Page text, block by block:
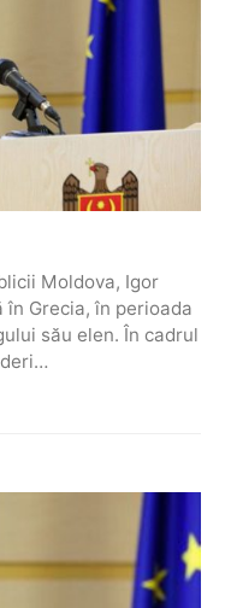
Moldova, Igor
Grecia, în perioada
său elen. În cadrul